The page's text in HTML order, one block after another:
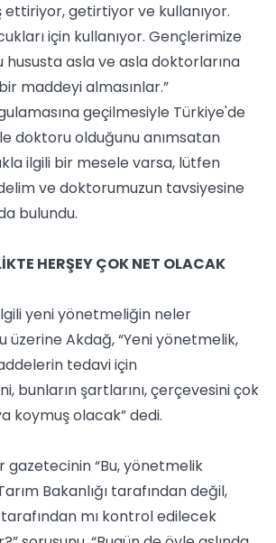
getirtiyor ve kullanıyor.
için kullanıyor. Gençlerimize
hususta asla ve asla doktorlarına
maddeyi almasınlar.”
geçilmesiyle Türkiye'de
doktoru olduğunu anımsatan
ilgili bir mesele varsa, lütfen
ve doktorumuzun tavsiyesine
bulundu.
HERŞEY ÇOK NET OLACAK
yeni yönetmeliğin neler
üzerine Akdağ, “Yeni yönetmelik,
tedavi için
bunların şartlarını, çerçevesini çok
koymuş olacak” dedi.
gazetecinin “Bu, yönetmelik
Bakanlığı tarafından değil,
tarafından mı kontrol edilecek